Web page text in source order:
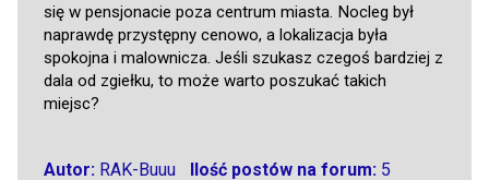
się w pensjonacie poza centrum miasta. Nocleg był
naprawdę przystępny cenowo, a lokalizacja była
spokojna i malownicza. Jeśli szukasz czegoś bardziej z
dala od zgiełku, to może warto poszukać takich
miejsc?
Autor: RAK-Buuu Ilość postów na forum:5